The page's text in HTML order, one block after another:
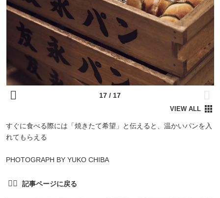
すぐに食べる際には「焼きたて希望」と伝えると、温かいパンを入
れてもらえる
PHOTOGRAPH BY YUKO CHIBA